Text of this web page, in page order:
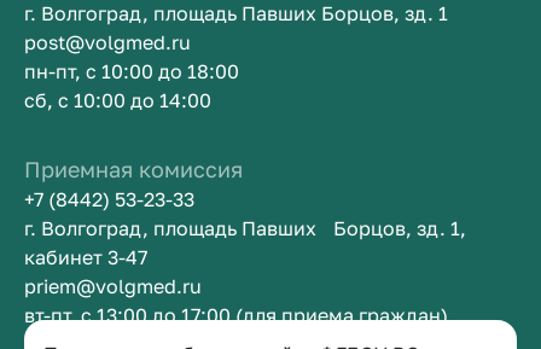
г. Волгоград, площадь Павших Борцов, зд. 1
post@volgmed.ru
пн-пт, с 10:00 до 18:00
сб, с 10:00 до 14:00
Приемная комиссия
+7 (8442) 53-23-33
г. Волгоград, площадь Павших Борцов, зд. 1,
кабинет 3-47
priem@volgmed.ru
вт-пт, с 13:00 до 17:00 (для приема граждан)